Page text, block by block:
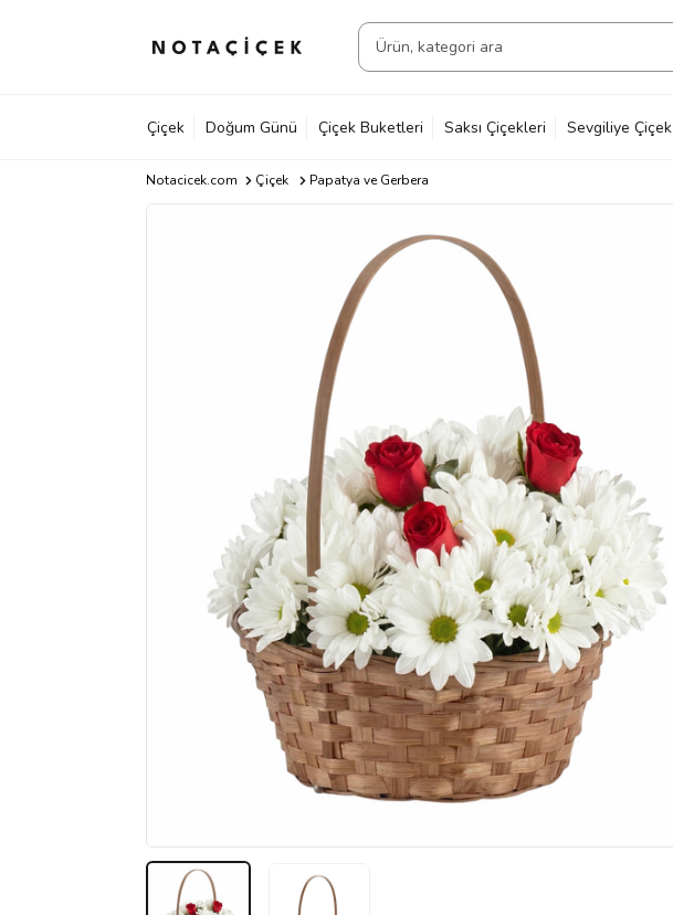
Çiçek Doğum Günü Çiçek Buketleri Saksı Çiçekleri Sevgiliye Çiçek
Notacicek.com Çiçek Papatya ve Gerbera